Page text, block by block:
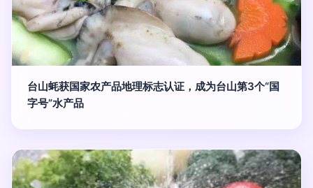
台山蚝获国家农产品地理标志认证，成为台山第3个“国
字号”水产品